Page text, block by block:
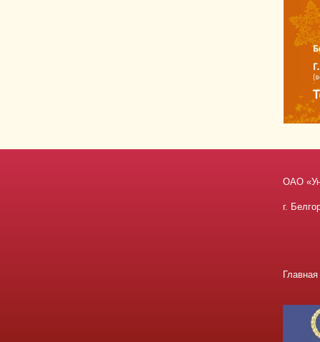
ОАО
г.
Главная